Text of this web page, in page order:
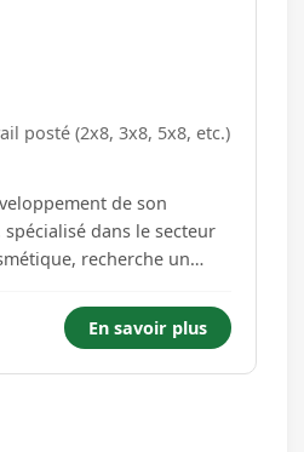
posté (2x8, 3x8, 5x8, etc.)
de son
dans le secteur
recherche un
et parfums selon les
Contrôler la conformité
la tr...
En savoir plus